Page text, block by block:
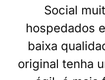
Social
hospedados
baixa
original tenha